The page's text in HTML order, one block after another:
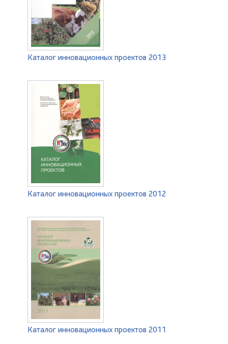
Каталог инновационных проектов 2013
Каталог инновационных проектов 2012
Каталог инновационных проектов 2011